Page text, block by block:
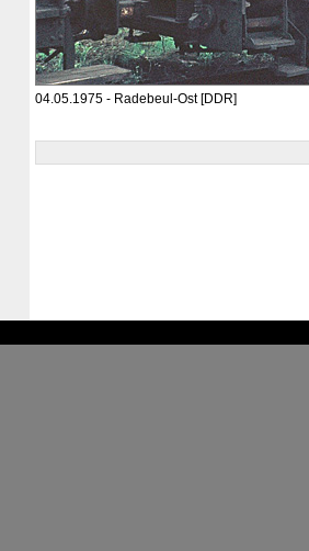
04.05.1975 - Radebeul-Ost [DDR]